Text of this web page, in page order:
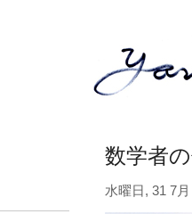
数学者
水曜日, 31 7